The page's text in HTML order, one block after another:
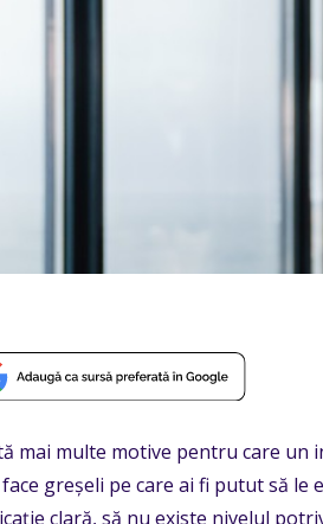
mai multe motive pentru care un
greșeli pe care ai fi putut să le
clară, să nu existe nivelul